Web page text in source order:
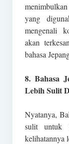
yang
mengenali
akan
bahasa
8. Bahasa
Lebih Sulit
Nyatanya,
sulit untuk
kelihatannya